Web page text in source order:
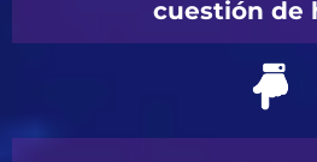
cuestión de